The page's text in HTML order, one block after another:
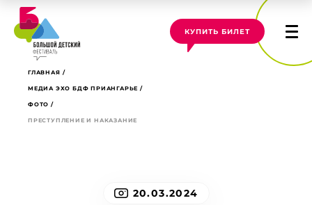
КУПИТЬ БИЛЕТ
ГЛАВНАЯ
МЕДИА ЭХО БДФ ПРИАНГАРЬЕ
ФОТО
ПРЕСТУПЛЕНИЕ И НАКАЗАНИЕ
20.03.2024